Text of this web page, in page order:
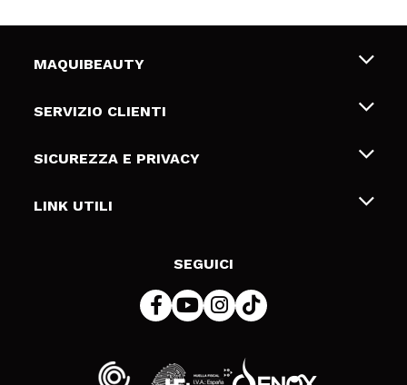
MAQUIBEAUTY
Chi siamo
Gift Cards
SERVIZIO CLIENTI
Spedizioni & Resi
Metodi di pagamamento
SICUREZZA E PRIVACY
Termini e condizioni
LINK UTILI
SEGUICI